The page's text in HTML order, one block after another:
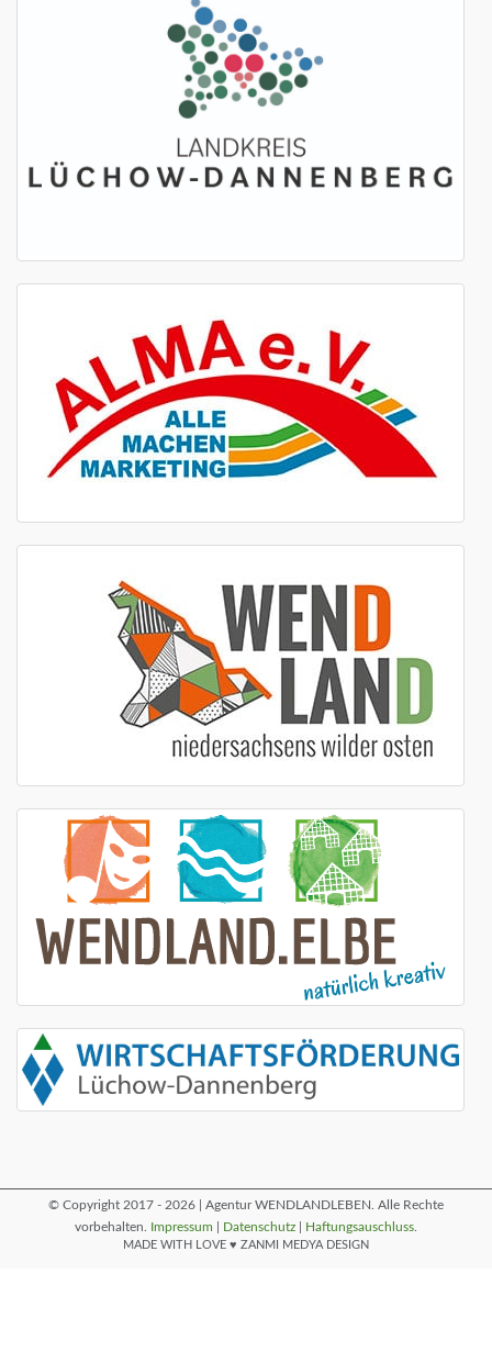
© Copyright 2017 - 2026 | Agentur WENDLANDLEBEN. Alle Rechte
vorbehalten.
Impressum Datenschutz Haftungsauschluss
MADE WITH LOVE ♥ ZANMI MEDYA DESIGN